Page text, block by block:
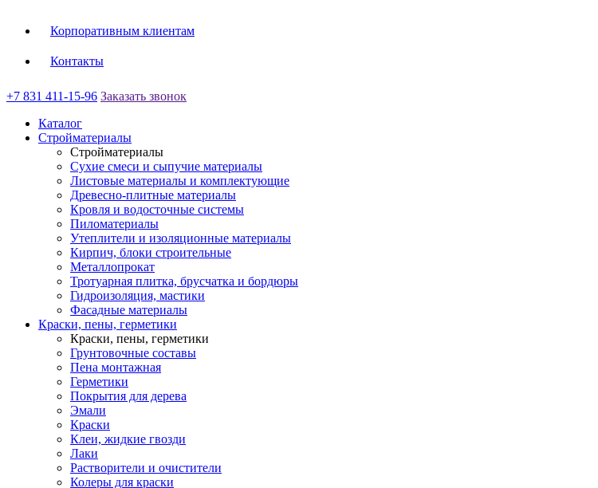
Корпоративным клиентам
Контакты
+7 831 411-15-96 Заказать звонок
Каталог
Стройматериалы
Стройматериалы
Сухие смеси и сыпучие материалы
Листовые материалы и комплектующие
Древесно-плитные материалы
Кровля и водосточные системы
Пиломатериалы
Утеплители и изоляционные материалы
Кирпич, блоки строительные
Металлопрокат
Тротуарная плитка, брусчатка и бордюры
Гидроизоляция, мастики
Фасадные материалы
Краски, пены, герметики
Краски, пены, герметики
Грунтовочные составы
Пена монтажная
Герметики
Покрытия для дерева
Эмали
Краски
Клеи, жидкие гвозди
Лаки
Растворители и очистители
Колеры для краски